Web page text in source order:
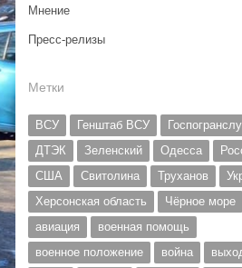
Мнение
Пресс-релизы
Метки
ВСУ Генштаб ВСУ
ДТЭК
Зеленский Одесса
США
Свитолина Труханов
Херсонская область
Чёрное море
авиация
военная помощь
военное положение
война